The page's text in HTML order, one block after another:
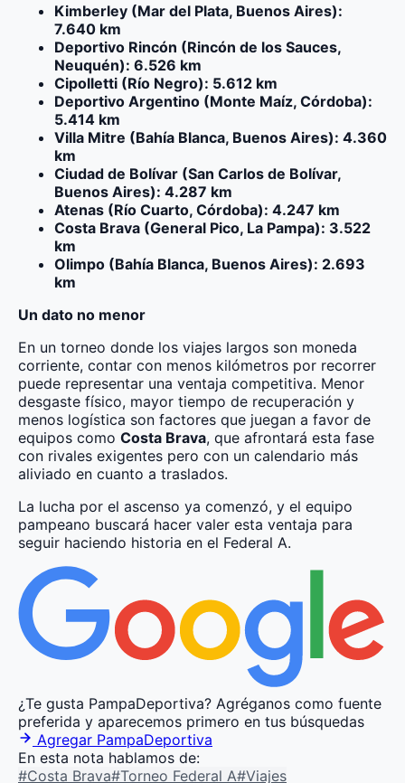
Kimberley (Mar del Plata, Buenos Aires):
7.640 km
Deportivo Rincón (Rincón de los Sauces,
Neuquén): 6.526 km
Cipolletti (Río Negro): 5.612 km
Deportivo Argentino (Monte Maíz, Córdoba):
5.414 km
Villa Mitre (Bahía Blanca, Buenos Aires): 4.360
km
Ciudad de Bolívar (San Carlos de Bolívar,
Buenos Aires): 4.287 km
Atenas (Río Cuarto, Córdoba): 4.247 km
Costa Brava (General Pico, La Pampa): 3.522
km
Olimpo (Bahía Blanca, Buenos Aires): 2.693
km
Un dato no menor
En un torneo donde los viajes largos son moneda
corriente, contar con menos kilómetros por recorrer
puede representar una ventaja competitiva. Menor
desgaste físico, mayor tiempo de recuperación y
menos logística son factores que juegan a favor de
equipos como Costa Brava, que afrontará esta fase
con rivales exigentes pero con un calendario más
aliviado en cuanto a traslados.
La lucha por el ascenso ya comenzó, y el equipo
pampeano buscará hacer valer esta ventaja para
seguir haciendo historia en el Federal A.
¿Te gusta PampaDeportiva? Agréganos como fuente
preferida y aparecemos primero en tus búsquedas
Agregar PampaDeportiva
En esta nota hablamos de:
#Costa Brava#Torneo Federal A#Viajes